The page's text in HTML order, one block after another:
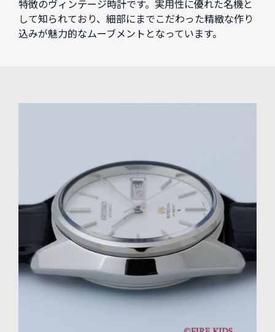
特徴のヴィンテージ時計です。実用性に優れた名機と
して知られており、細部にまでこだわった精緻な作り
込みが魅力的なムーブメントとなっています。